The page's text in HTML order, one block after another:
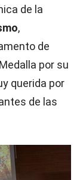
de la
,
de
por su
querida por
de las